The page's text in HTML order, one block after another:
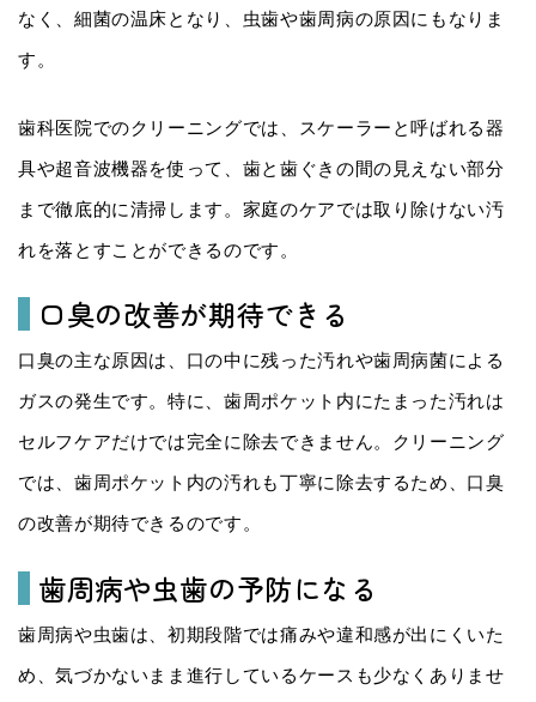
なく、細菌の温床となり、虫歯や歯周病の原因にもなりま
す。
歯科医院でのクリーニングでは、スケーラーと呼ばれる器
具や超音波機器を使って、歯と歯ぐきの間の見えない部分
まで徹底的に清掃します。家庭のケアでは取り除けない汚
れを落とすことができるのです。
口臭の改善が期待できる
口臭の主な原因は、口の中に残った汚れや歯周病菌による
ガスの発生です。特に、歯周ポケット内にたまった汚れは
セルフケアだけでは完全に除去できません。クリーニング
では、歯周ポケット内の汚れも丁寧に除去するため、口臭
の改善が期待できるのです。
歯周病や虫歯の予防になる
歯周病や虫歯は、初期段階では痛みや違和感が出にくいた
め、気づかないまま進行しているケースも少なくありませ